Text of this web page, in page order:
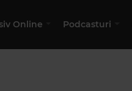
Online Podcasturi